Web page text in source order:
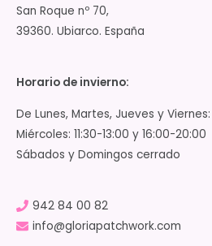
San Roque nº 70,
39360. Ubiarco. España
Horario de invierno:
De Lunes, Martes, Jueves y Viernes:
Miércoles: 11:30-13:00 y 16:00-20:00
Sábados y Domingos cerrado
942 84 00 82
info@gloriapatchwork.com